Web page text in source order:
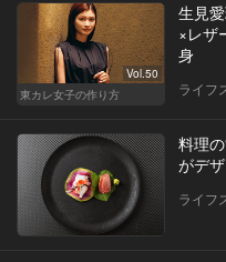
Vol.50
東カレ女子の作り方
生見
×レザ
身
ライフ
料理
がデ
ライフ